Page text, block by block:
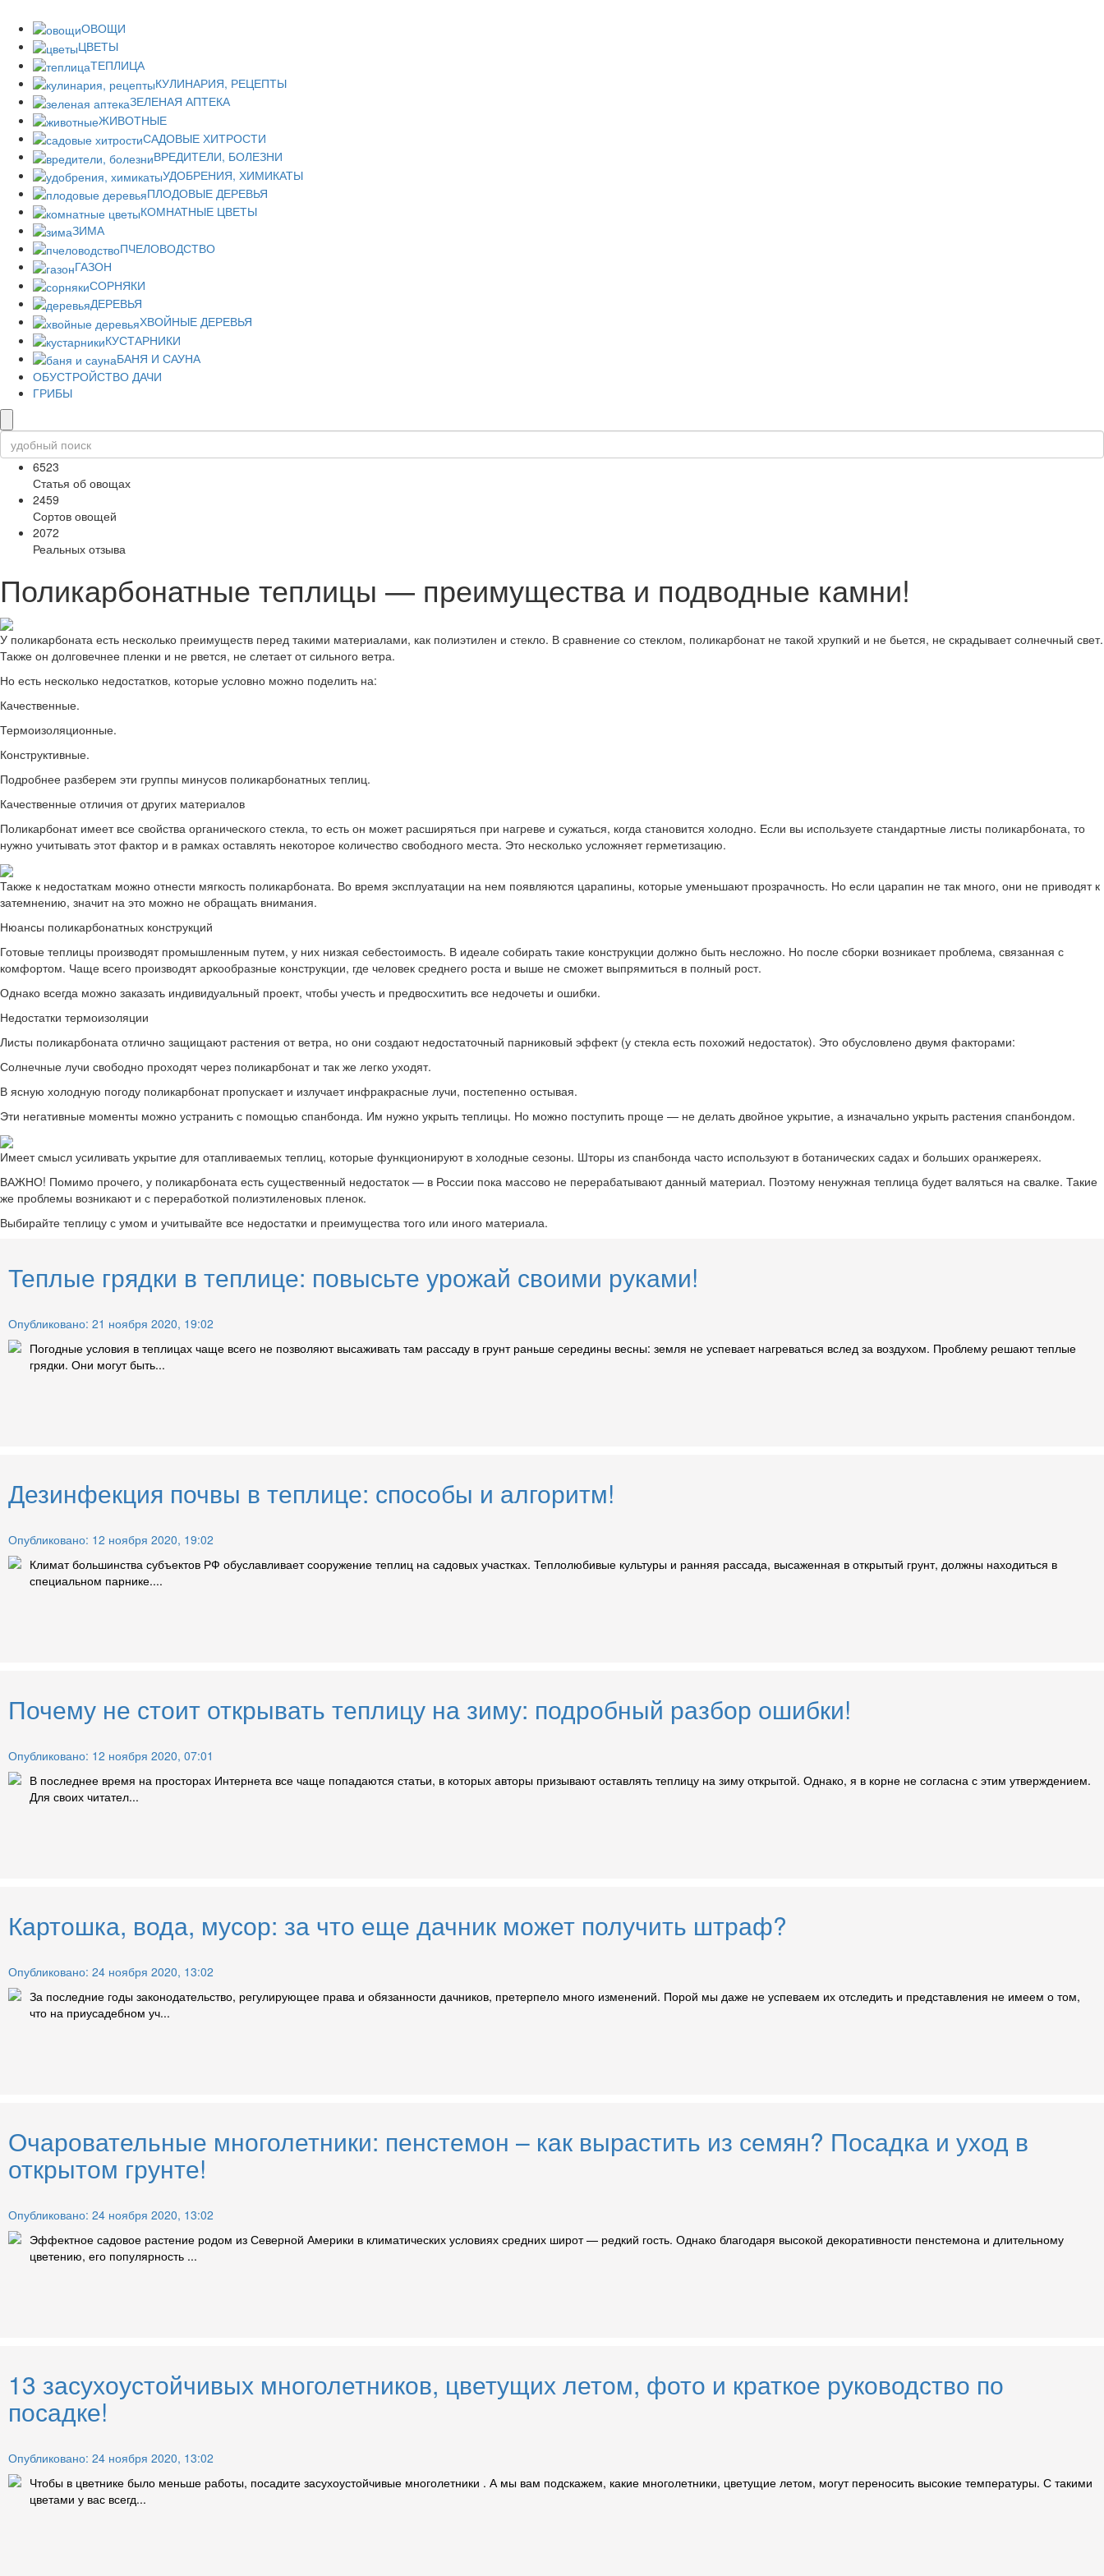
ОВОЩИ
ЦВЕТЫ
ТЕПЛИЦА
КУЛИНАРИЯ, РЕЦЕПТЫ
ЗЕЛЕНАЯ АПТЕКА
ЖИВОТНЫЕ
САДОВЫЕ ХИТРОСТИ
ВРЕДИТЕЛИ, БОЛЕЗНИ
УДОБРЕНИЯ, ХИМИКАТЫ
ПЛОДОВЫЕ ДЕРЕВЬЯ
КОМНАТНЫЕ ЦВЕТЫ
ЗИМА
ПЧЕЛОВОДСТВО
ГАЗОН
СОРНЯКИ
ДЕРЕВЬЯ
ХВОЙНЫЕ ДЕРЕВЬЯ
КУСТАРНИКИ
БАНЯ И САУНА
ОБУСТРОЙСТВО ДАЧИ
ГРИБЫ
6523
Статья об овощах
2459
Сортов овощей
2072
Реальных отзыва
Поликарбонатные теплицы — преимущества и подводные камни!
У поликарбоната есть несколько преимуществ перед такими материалами, как полиэтилен и стекло. В сравнение со стеклом, поликарбонат не такой хрупкий и не бьется, не скрадывает солнечный свет.
Также он долговечнее пленки и не рвется, не слетает от сильного ветра.
Но есть несколько недостатков, которые условно можно поделить на:
Качественные.
Термоизоляционные.
Конструктивные.
Подробнее разберем эти группы минусов поликарбонатных теплиц.
Качественные отличия от других материалов
Поликарбонат имеет все свойства органического стекла, то есть он может расширяться при нагреве и сужаться, когда становится холодно. Если вы используете стандартные листы поликарбоната, то
нужно учитывать этот фактор и в рамках оставлять некоторое количество свободного места. Это несколько усложняет герметизацию.
Также к недостаткам можно отнести мягкость поликарбоната. Во время эксплуатации на нем появляются царапины, которые уменьшают прозрачность. Но если царапин не так много, они не приводят к
затемнению, значит на это можно не обращать внимания.
Нюансы поликарбонатных конструкций
Готовые теплицы производят промышленным путем, у них низкая себестоимость. В идеале собирать такие конструкции должно быть несложно. Но после сборки возникает проблема, связанная с
комфортом. Чаще всего производят аркообразные конструкции, где человек среднего роста и выше не сможет выпрямиться в полный рост.
Однако всегда можно заказать индивидуальный проект, чтобы учесть и предвосхитить все недочеты и ошибки.
Недостатки термоизоляции
Листы поликарбоната отлично защищают растения от ветра, но они создают недостаточный парниковый эффект (у стекла есть похожий недостаток). Это обусловлено двумя факторами:
Солнечные лучи свободно проходят через поликарбонат и так же легко уходят.
В ясную холодную погоду поликарбонат пропускает и излучает инфракрасные лучи, постепенно остывая.
Эти негативные моменты можно устранить с помощью спанбонда. Им нужно укрыть теплицы. Но можно поступить проще — не делать двойное укрытие, а изначально укрыть растения спанбондом.
Имеет смысл усиливать укрытие для отапливаемых теплиц, которые функционируют в холодные сезоны. Шторы из спанбонда часто используют в ботанических садах и больших оранжереях.
ВАЖНО! Помимо прочего, у поликарбоната есть существенный недостаток — в России пока массово не перерабатывают данный материал. Поэтому ненужная теплица будет валяться на свалке. Такие
же проблемы возникают и с переработкой полиэтиленовых пленок.
Выбирайте теплицу с умом и учитывайте все недостатки и преимущества того или иного материала.
Теплые грядки в теплице: повысьте урожай своими руками!
Опубликовано: 21 ноября 2020, 19:02
Погодные условия в теплицах чаще всего не позволяют высаживать там рассаду в грунт раньше середины весны: земля не успевает нагреваться вслед за воздухом. Проблему решают теплые
грядки. Они могут быть...
Дезинфекция почвы в теплице: способы и алгоритм!
Опубликовано: 12 ноября 2020, 19:02
Климат большинства субъектов РФ обуславливает сооружение теплиц на садовых участках. Теплолюбивые культуры и ранняя рассада, высаженная в открытый грунт, должны находиться в
специальном парнике....
Почему не стоит открывать теплицу на зиму: подробный разбор ошибки!
Опубликовано: 12 ноября 2020, 07:01
В последнее время на просторах Интернета все чаще попадаются статьи, в которых авторы призывают оставлять теплицу на зиму открытой. Однако, я в корне не согласна с этим утверждением.
Для своих читател...
Картошка, вода, мусор: за что еще дачник может получить штраф?
Опубликовано: 24 ноября 2020, 13:02
За последние годы законодательство, регулирующее права и обязанности дачников, претерпело много изменений. Порой мы даже не успеваем их отследить и представления не имеем о том,
что на приусадебном уч...
Очаровательные многолетники: пенстемон – как вырастить из семян? Посадка и уход в
открытом грунте!
Опубликовано: 24 ноября 2020, 13:02
Эффектное садовое растение родом из Северной Америки в климатических условиях средних широт — редкий гость. Однако благодаря высокой декоративности пенстемона и длительному
цветению, его популярность ...
13 засухоустойчивых многолетников, цветущих летом, фото и краткое руководство по
посадке!
Опубликовано: 24 ноября 2020, 13:02
Чтобы в цветнике было меньше работы, посадите засухоустойчивые многолетники . А мы вам подскажем, какие многолетники, цветущие летом, могут переносить высокие температуры. С такими
цветами у вас всегд...